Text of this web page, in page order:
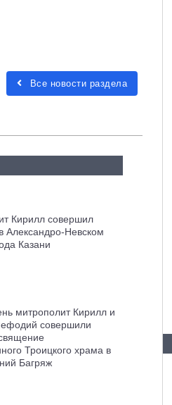
Все новости раздела
Кирилл совершил
Александро-Невском
Казани
митрополит Кирилл и
совершили
Троицкого храма в
Багряж